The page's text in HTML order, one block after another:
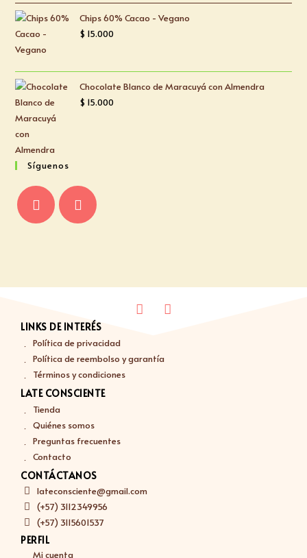
Chips 60% Cacao - Vegano
$ 15.000
Chocolate Blanco de Maracuyá con Almendra
$ 15.000
Síguenos
LINKS DE INTERÉS
Política de privacidad
Política de reembolso y garantía
Términos y condiciones
LATE CONSCIENTE
Tienda
Quiénes somos
Preguntas frecuentes
Contacto
CONTÁCTANOS
lateconsciente@gmail.com
(+57) 3112349956
(+57) 3115601537
PERFIL
Mi cuenta